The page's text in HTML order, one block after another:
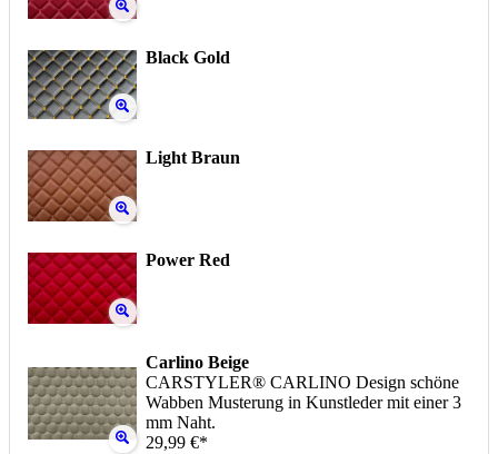
Black Gold
Light Braun
Power Red
Carlino Beige
CARSTYLER® CARLINO Design schöne
Wabben Musterung in Kunstleder mit einer 3
mm Naht.
29,99 €*